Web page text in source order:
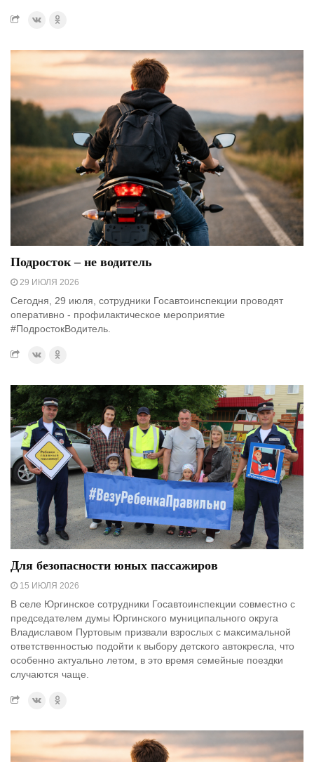
Подросток – не водитель
29 ИЮЛЯ 2026
Сегодня, 29 июля, сотрудники Госавтоинспекции проводят
оперативно - профилактическое мероприятие
#ПодростокВодитель.
Для безопасности юных пассажиров
15 ИЮЛЯ 2026
В селе Юргинское сотрудники Госавтоинспекции совместно с
председателем думы Юргинского муниципального округа
Владиславом Пуртовым призвали взрослых с максимальной
ответственностью подойти к выбору детского автокресла, что
особенно актуально летом, в это время семейные поездки
случаются чаще.